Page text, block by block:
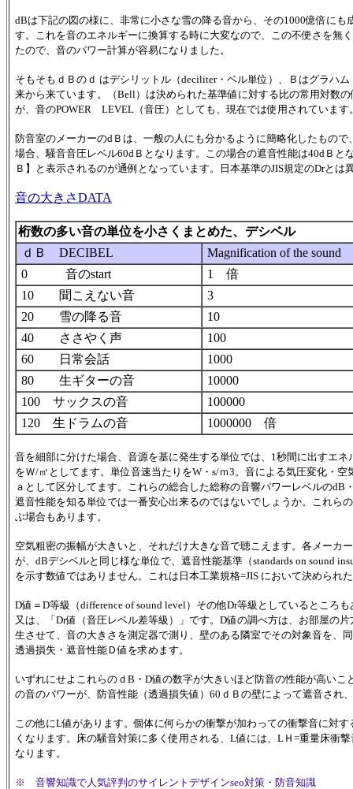
dBは下記の図の様に、非常に小さな雪の降る音から、その1000億倍に
す。これを音のエネルギーに換算する時に大変なので、この不便さを無
たので、音のパワー計算が容易になりました。
そもそもｄＢのｄ はデシリットル（deciliter・ベル単位）、Ｂはグラハ
来から来ています。（Bell）は決められた基準値に対する比の常用対数
が、音のPOWER LEVEL（音圧）としても、現在では使用されています
防音室のメーカーのdＢは、一般の人にも分かるように簡略化したもの
場合、騒音音圧レベル60dＢとなります。この場合の遮音性能は40dＢ
Ｂ】と表示されるのが通例となっています。日本基準のJIS規定のDrとは
音の大きさDATA
桁数の多い音の単位を小さくまとめた、デシベル
ｄＢ DECIBEL
Magnification of the sound
0 音のstart
1 倍
10 聞こえない音
3
20 雪の降る音
10
40 ささやく声
100
60 日常会話
1000
80 生ギターの音
10000
100 サックスの音
100000
120 生ドラムの音
1000000 倍
音を細部に分けた場合、音源を基に発生する単位では、1秒間に出すエ
をＷ/㎡としてます。単位音速当たりをW・s/ｍ3。音による気圧変化・
ａとして区分してます。これらの総合した総称の音響パワーレベルの
遮音性能を知る単位では一番安心出来るのではないでしょうか。これら
ぶ場合もあります。
空気粗密の振幅が大きいと、それだけ大きな音で聴こえます。各メーカ
が、dBデシベルと同じ様な単位で、遮音性能基準（standards on sound
を示す数値ではありません。これは日本工業規格=JIS において決められ
D値＝D等級（difference of sound level）その他Dr等級としているところ
又は、「Dr値（音圧レベル差等級）」です。D値の調べ方は、お部屋の
生させて、音の大きさを測定器で測り、壁のある隣室でその対象音を、
透過損失・遮音性能Ｄ値を求めます。
いずれにせよこれらのｄB・D値の数字が大きいほど防音の性能が高い
の音のパワーが、防音性能（透過損失値）60ｄＢの壁によって遮音され
この他にL値があります。個体に何らかの衝撃が加わっての衝撃音に対
くなります。床の騒音対策に多く使用される、L値には、LＨ=重量床
なります。
※ 音響知識で人気評判のサイレントデザインseo対策・防音知識